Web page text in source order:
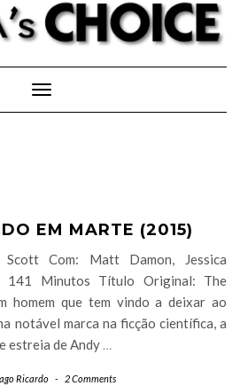
Toggle Navigation
EM MARTE (2015)
Com: Matt Damon, Jessica
141 Minutos Título Original: The
homem que tem vindo a deixar ao
notável marca na ficção científica, a
estreia de Andy …
Ricardo - 2 Comments